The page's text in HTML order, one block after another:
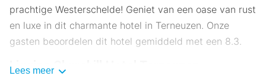
prachtige Westerschelde! Geniet van een oase van rust
en luxe in dit charmante hotel in Terneuzen. Onze
gasten beoordelen dit hotel gemiddeld met een 8.3.
Ligging Churchill Hotel Terneuzen
Lees meer